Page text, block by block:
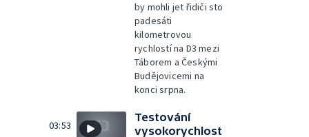
by mohli jet řidiči sto
padesáti
kilometrovou
rychlostí na D3 mezi
Táborem a Českými
Budějovicemi na
konci srpna.
03:53
Testování
vysokorychlost